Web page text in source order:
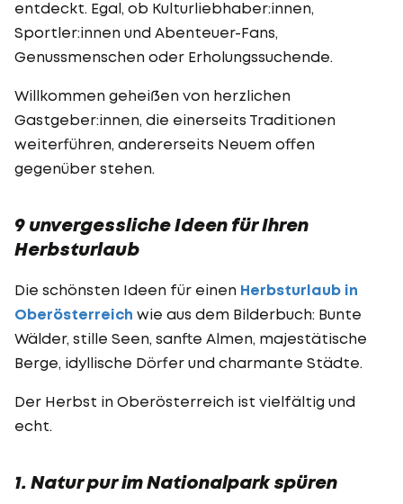
entdeckt. Egal, ob Kulturliebhaber:innen,
Sportler:innen und Abenteuer-Fans,
Genussmenschen oder Erholungssuchende.
Willkommen geheißen von herzlichen
Gastgeber:innen, die einerseits Traditionen
weiterführen, andererseits Neuem offen
gegenüber stehen.
9 unvergessliche Ideen für Ihren
Herbsturlaub
Die schönsten Ideen für einen Herbsturlaub in
Oberösterreich wie aus dem Bilderbuch: Bunte
Wälder, stille Seen, sanfte Almen, majestätische
Berge, idyllische Dörfer und charmante Städte.
Der Herbst in Oberösterreich ist vielfältig und
echt.
1. Natur pur im Nationalpark spüren